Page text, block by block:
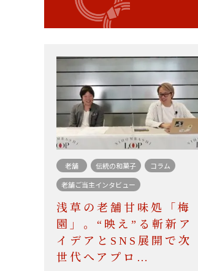
老舗 伝統の和菓子
コラム
老舗ご当主インタビュー
浅草の老舗甘味処「梅
園」。“映え”る斬新ア
イデアとSNS展開で次
世代へアプロ…